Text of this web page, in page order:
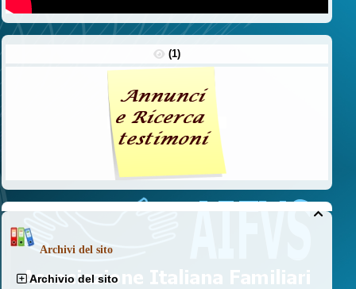
(1)

Archivi del sito
Archivio del sito